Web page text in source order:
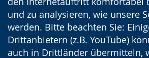
und zu analysieren, wie unsere
werden. Bitte beachten Sie:
Drittanbietern (z.B. YouTube)
auch in Drittländer übermitteln,